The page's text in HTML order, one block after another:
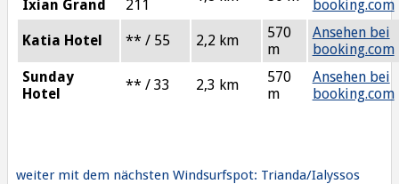
Ixian Grand
211
booking.com
Katia Hotel ** / 55 2,2 km
570
m
Ansehen bei
booking.com
Sunday
Hotel
** / 33 2,3 km
570
m
Ansehen bei
booking.com
weiter mit dem nächsten Windsurfspot: Trianda/Ialyssos